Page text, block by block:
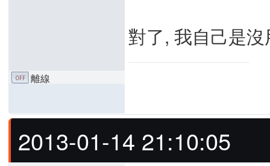
對了, 我自己是
離線
2013-01-14 21:10:05